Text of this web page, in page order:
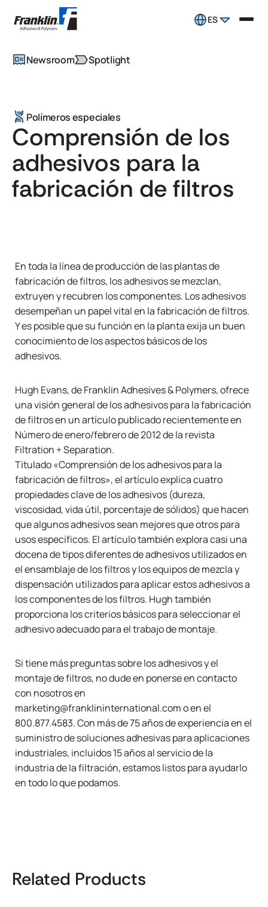
ES
Newsroom Spotlight
Polímeros especiales
Comprensión de los
adhesivos para la
fabricación de filtros
En toda la línea de producción de las plantas de
fabricación de filtros, los adhesivos se mezclan,
extruyen y recubren los componentes. Los adhesivos
desempeñan un papel vital en la fabricación de filtros.
Y es posible que su función en la planta exija un buen
conocimiento de los aspectos básicos de los
adhesivos.
Hugh Evans, de Franklin Adhesives & Polymers, ofrece
una visión general de los adhesivos para la fabricación
de filtros en un artículo publicado recientemente en
Número de enero/febrero de 2012 de la revista
Filtration + Separation.
Titulado «Comprensión de los adhesivos para la
fabricación de filtros»,el artículo explica cuatro
propiedades clave de los adhesivos (dureza,
viscosidad, vida útil, porcentaje de sólidos) que hacen
que algunos adhesivos sean mejores que otros para
usos específicos. El artículo también explora casi una
docena de tipos diferentes de adhesivos utilizados en
el ensamblaje de los filtros y los equipos de mezcla y
dispensación utilizados para aplicar estos adhesivos a
los componentes de los filtros. Hugh también
proporciona los criterios básicos para seleccionar el
adhesivo adecuado para el trabajo de montaje.
Si tiene más preguntas sobre los adhesivos y el
montaje de filtros, no dude en ponerse en contacto
con nosotros en
marketing@franklininternational.com o en el
800.877.4583. Con más de 75 años de experiencia en el
suministro de soluciones adhesivas para aplicaciones
industriales, incluidos 15 años al servicio de la
industria de la filtración, estamos listos para ayudarlo
en todo lo que podamos.
Related Products